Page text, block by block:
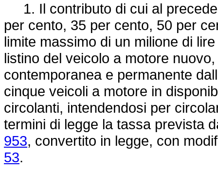
1. Il contributo di cui al
per cento, 35 per cento, 50 per
limite massimo di un milione di
listino del veicolo a motore
contemporanea e permanente
cinque veicoli a motore in
circolanti, intendendosi per
termini di legge la tassa prevista
953, convertito in legge, con
53.